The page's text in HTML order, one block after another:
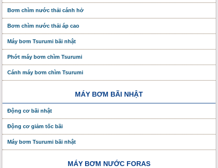
Bơm chìm nước thải cánh hở
Bơm chìm nước thải áp cao
Máy bơm Tsurumi bãi nhật
Phớt máy bơm chìm Tsurumi
Cánh máy bơm chìm Tsurumi
MÁY BƠM BÃI NHẬT
Động cơ bãi nhật
Động cơ giảm tốc bãi
Máy bơm Tsurumi bãi nhật
MÁY BƠM NƯỚC FORAS